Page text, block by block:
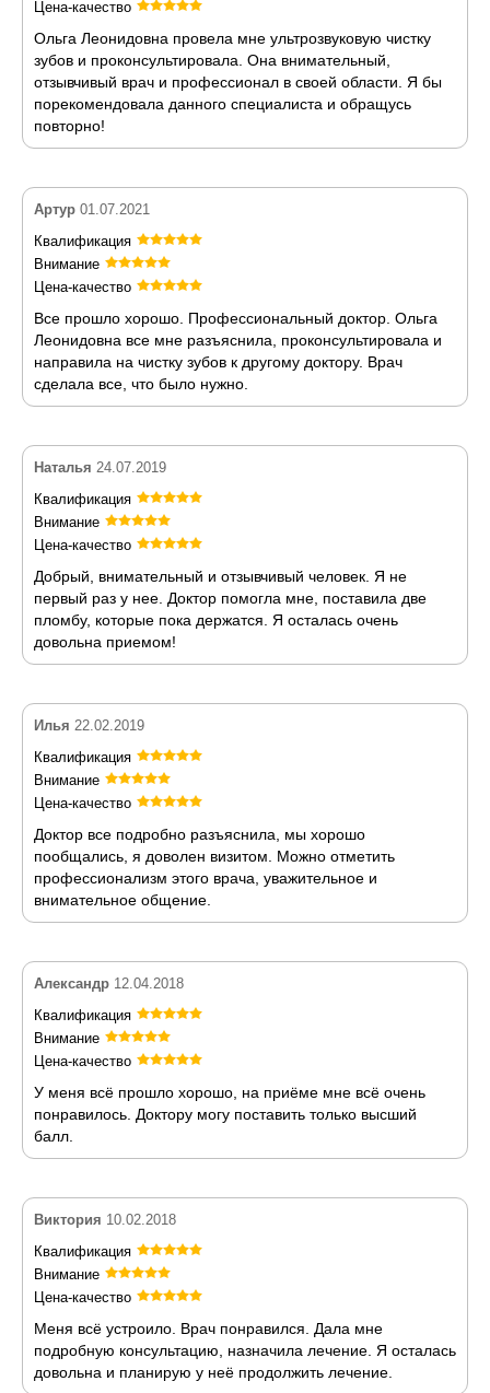
Цена-качество
Ольга Леонидовна провела мне ультрозвуковую чистку
зубов и проконсультировала. Она внимательный,
отзывчивый врач и профессионал в своей области. Я бы
порекомендовала данного специалиста и обращусь
повторно!
Артур 01.07.2021
Квалификация
Внимание
Цена-качество
Все прошло хорошо. Профессиональный доктор. Ольга
Леонидовна все мне разъяснила, проконсультировала и
направила на чистку зубов к другому доктору. Врач
сделала все, что было нужно.
Наталья 24.07.2019
Квалификация
Внимание
Цена-качество
Добрый, внимательный и отзывчивый человек. Я не
первый раз у нее. Доктор помогла мне, поставила две
пломбу, которые пока держатся. Я осталась очень
довольна приемом!
Илья 22.02.2019
Квалификация
Внимание
Цена-качество
Доктор все подробно разъяснила, мы хорошо
пообщались, я доволен визитом. Можно отметить
профессионализм этого врача, уважительное и
внимательное общение.
Александр 12.04.2018
Квалификация
Внимание
Цена-качество
У меня всё прошло хорошо, на приёме мне всё очень
понравилось. Доктору могу поставить только высший
балл.
Виктория 10.02.2018
Квалификация
Внимание
Цена-качество
Меня всё устроило. Врач понравился. Дала мне
подробную консультацию, назначила лечение. Я осталась
довольна и планирую у неё продолжить лечение.